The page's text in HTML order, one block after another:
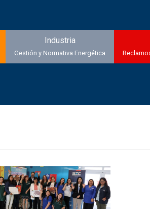
Industria
Gestión y Normativa Energética